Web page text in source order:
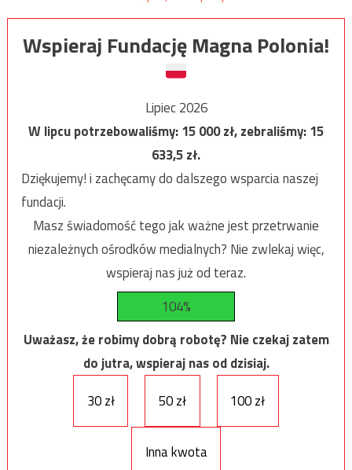
Wspieraj Fundację Magna Polonia!
Lipiec 2026
W lipcu potrzebowaliśmy:15 000zł, zebraliśmy:15
633,5zł.
Dziękujemy! i zachęcamy do dalszego wsparcia naszej
fundacji.
Masz świadomość tego jak ważne jest przetrwanie
niezależnych ośrodków medialnych? Nie zwlekaj więc,
wspieraj nas już od teraz.
104%
Uważasz, że robimy dobrą robotę? Nie czekaj zatem
do jutra, wspieraj nas od dzisiaj.
30 zł
50 zł 100 zł
Inna kwota